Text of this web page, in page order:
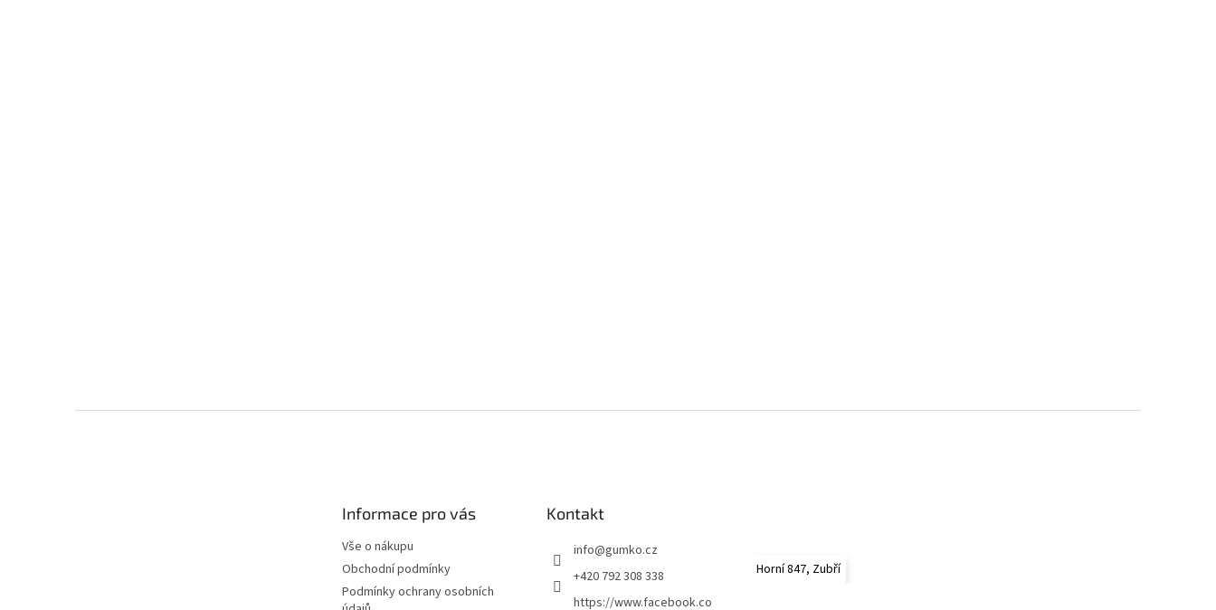
Informace pro vás
Vše o nákupu
Obchodní podmínky
Podmínky ochrany osobních
Kontakt
info@gumko.cz
+420 792 308 338
https://www.facebook.co
Horní 847, Zubří